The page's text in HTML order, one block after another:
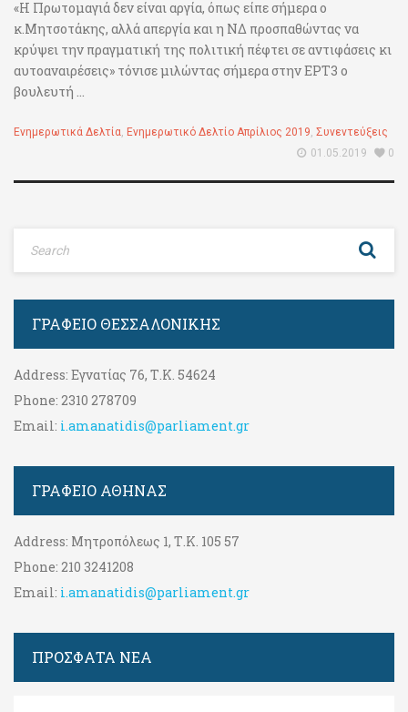
«Η Πρωτομαγιά δεν είναι αργία, όπως είπε σήμερα ο
κ.Μητσοτάκης, αλλά απεργία και η ΝΔ προσπαθώντας να
κρύψει την πραγματική της πολιτική πέφτει σε αντιφάσεις κι
αυτοαναιρέσεις» τόνισε μιλώντας σήμερα στην ΕΡΤ3 ο
βουλευτή ...
Ενημερωτικά Δελτία, Ενημερωτικό Δελτίο Απρίλιος 2019, Συνεντεύξεις
01.05.2019
0
ΓΡΑΦΕΊΟ ΘΕΣΣΑΛΟΝΊΚΗΣ
Address: Εγνατίας 76, Τ.Κ. 54624
Phone: 2310 278709
Email: i.amanatidis@parliament.gr
ΓΡΑΦΕΊΟ ΑΘΉΝΑΣ
Address: Μητροπόλεως 1, Τ.Κ. 105 57
Phone: 210 3241208
Email: i.amanatidis@parliament.gr
ΠΡΟΣΦΑΤΑ ΝΕΑ